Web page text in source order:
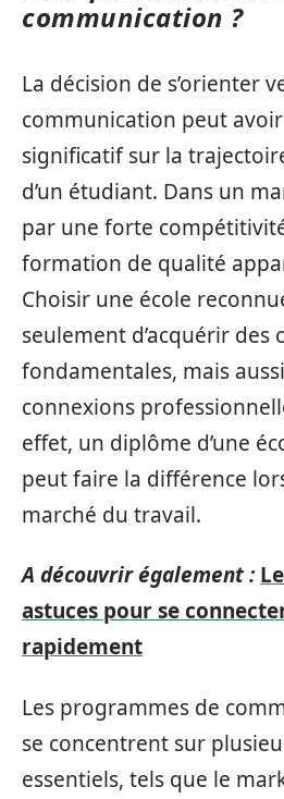
communication ?
La décision de s’orienter
communication peut
significatif sur la
d’un étudiant. Dans un
par une forte
formation de qualité
Choisir une école
seulement d’acquérir des
fondamentales, mais
connexions
effet, un diplôme d’une
peut faire la différence
marché du travail.
A découvrir également :
astuces pour se
rapidement
Les programmes de
se concentrent sur
essentiels, tels que le